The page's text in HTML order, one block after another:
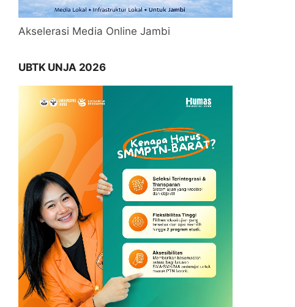
Akselerasi Media Online Jambi
UBTK UNJA 2026